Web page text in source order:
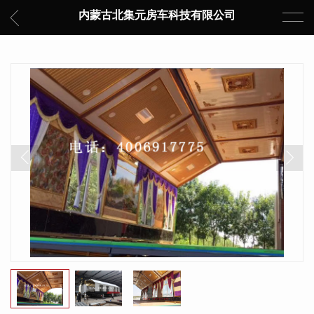
内蒙古北集元房车科技有限公司